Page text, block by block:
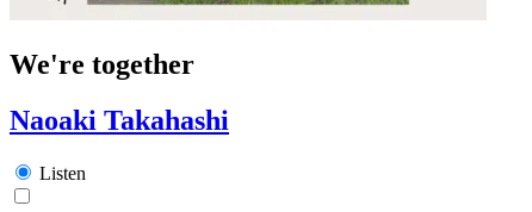
We're together
Naoaki Takahashi
Listen